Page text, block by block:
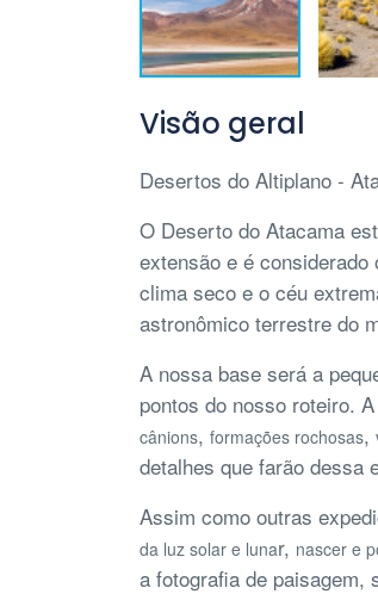
Visão geral
Desertos do Altiplano -
O Deserto do Atacama
extensão e é
clima seco e o céu
astronômico terrestre do
A nossa base será a
pontos do nosso roteiro.
cânions, formações rochosas,
detalhes que farão dessa
Assim como outras
da luz solar e lunar, nascer e
a fotografia de paisagem,